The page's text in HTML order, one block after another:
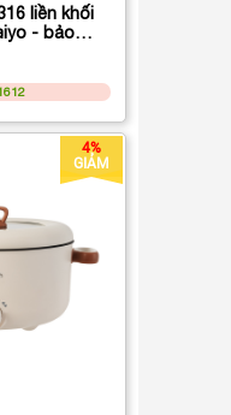
liền khối
- bảo
4%
GIẢM